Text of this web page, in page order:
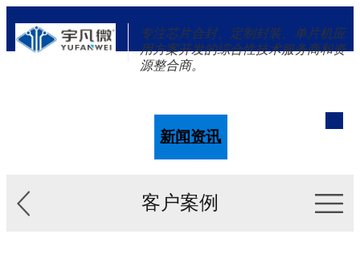
专注芯片合封、定制封装、单片机应
用方案开发的综合性技术服务商和资
源整合商。
新闻资讯
客户案例